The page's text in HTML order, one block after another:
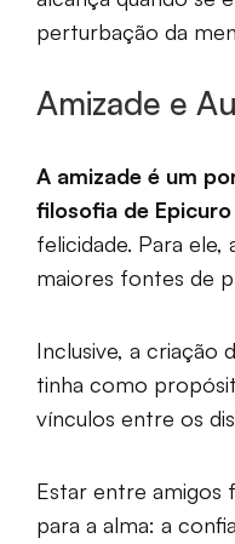
perturbação da
Amizade e
A amizade é um
filosofia de Epicuro
felicidade. Para ele,
maiores fontes de
Inclusive, a criação
tinha como
vínculos entre os
Estar entre amigos
para a alma: a